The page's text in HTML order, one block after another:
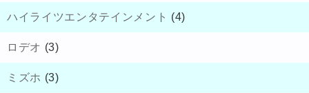
ハイライツエンタテインメント (4)
ロデオ (3)
ミズホ (3)